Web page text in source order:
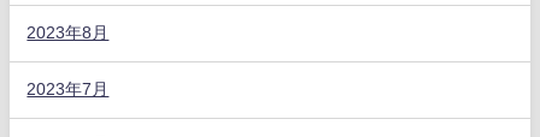
2023年8月
2023年7月